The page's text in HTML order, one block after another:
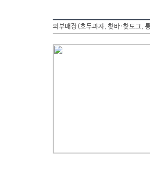
외부매장(호두과자, 핫바·핫도그,